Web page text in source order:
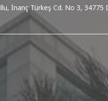
İnanç Türkeş Cd. No 3,